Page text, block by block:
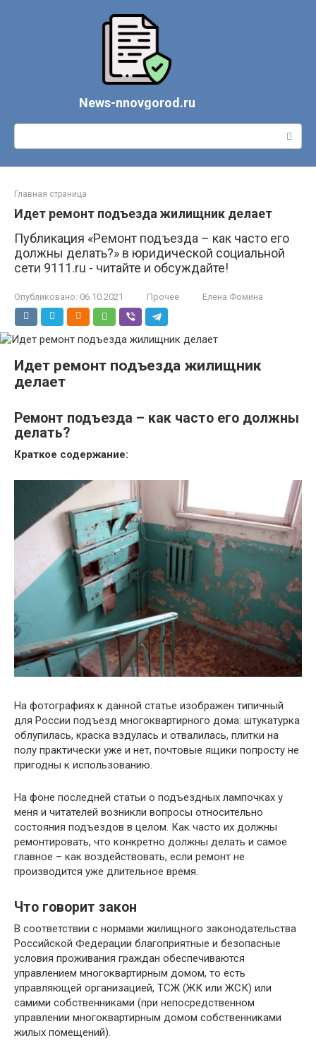
News-nnovgorod.ru
Поиск:
Главная страница
Идет ремонт подъезда жилищник делает
Публикация «Ремонт подъезда – как часто его
должны делать?» в юридической социальной
сети 9111.ru - читайте и обсуждайте!
Опубликовано: 06.10.2021 Прочее Елена Фомина
Идет ремонт подъезда жилищник
делает
Ремонт подъезда – как часто его должны
делать?
Краткое содержание:
На фотографиях к данной статье изображен типичный
для России подъезд многоквартирного дома: штукатурка
облупилась, краска вздулась и отвалилась, плитки на
полу практически уже и нет, почтовые ящики попросту не
пригодны к использованию.
На фоне последней статьи о подъездных лампочках у
меня и читателей возникли вопросы относительно
состояния подъездов в целом. Как часто их должны
ремонтировать, что конкретно должны делать и самое
главное – как воздействовать, если ремонт не
производится уже длительное время.
Что говорит закон
В соответствии с нормами жилищного законодательства
Российской Федерации благоприятные и безопасные
условия проживания граждан обеспечиваются
управлением многоквартирным домом, то есть
управляющей организацией, ТСЖ (ЖК или ЖСК) или
самими собственниками (при непосредственном
управлении многоквартирным домом собственниками
жилых помещений).